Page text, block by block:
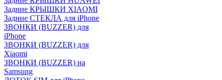
Задние КРЫШКИ XIAOMI
Задние СТЕКЛА для iPhone
ЗВОНКИ (BUZZER) для
iPhone
ЗВОНКИ (BUZZER) для
Xiaomi
ЗВОНКИ (BUZZER) на
Samsung